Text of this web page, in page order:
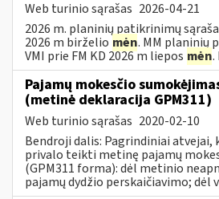
Web turinio sąrašas 2026-04-21
2026 m. planinių patikrinimų
2026 m birželio mėn. MM planinių
VMI prie FM KD 2026 m liepos mėn.
Pajamų mokesčio
(metinė deklaracija GPM311)
Web turinio sąrašas 2020-02-10
Bendroji dalis: Pagrindiniai atvejai,
privalo teikti metinę pajamų
(GPM311 forma): dėl metinio
pajamų dydžio perskaičiavimo; dėl